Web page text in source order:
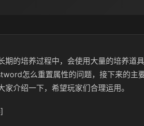
期的培养过程中，会使用大量的培养道
怎么重置属性的问题，接下来的主
家介绍一下，希望玩家们合理运用。